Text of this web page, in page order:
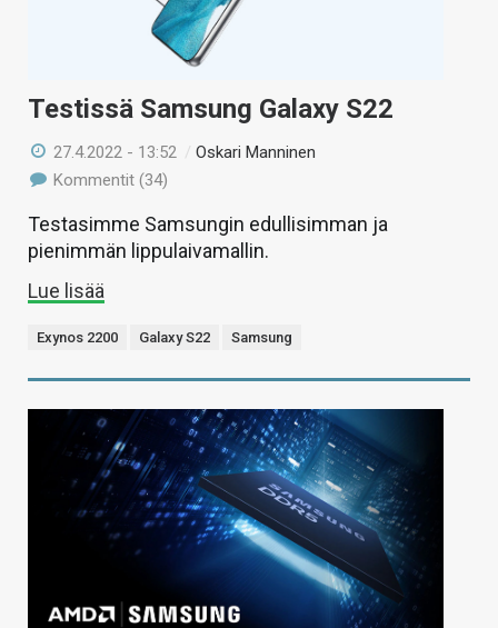
Testissä Samsung Galaxy S22
27.4.2022 - 13:52 /Oskari Manninen
Kommentit (34)
Testasimme Samsungin edullisimman ja
pienimmän lippulaivamallin.
Lue lisää
Exynos 2200 Galaxy S22 Samsung